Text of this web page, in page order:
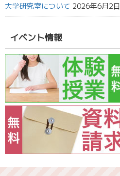
大学研究室について 2026年6月2日
イベント情報